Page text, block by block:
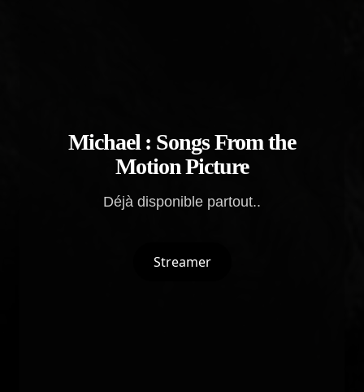
Michael : Songs From the
Motion Picture
Déjà disponible partout..
Streamer